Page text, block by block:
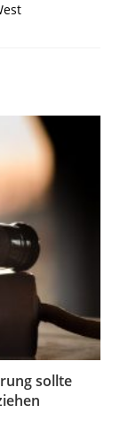
sollte